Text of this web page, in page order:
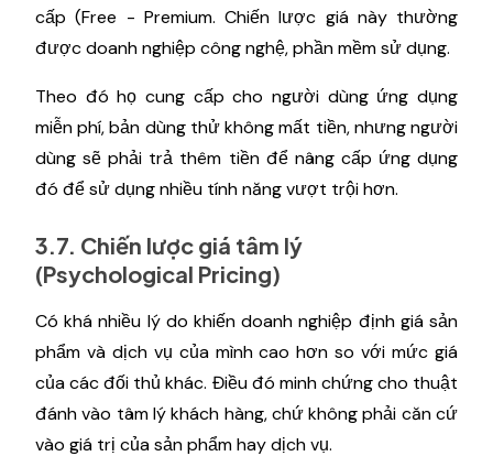
cấp (Free - Premium. Chiến lược giá này thường
được doanh nghiệp công nghệ, phần mềm sử dụng.
Theo đó họ cung cấp cho người dùng ứng dụng
miễn phí, bản dùng thử không mất tiền, nhưng người
dùng sẽ phải trả thêm tiền để nâng cấp ứng dụng
đó để sử dụng nhiều tính năng vượt trội hơn.
3.7. Chiến lược giá tâm lý
(Psychological Pricing)
Có khá nhiều lý do khiến doanh nghiệp định giá sản
phẩm và dịch vụ của mình cao hơn so với mức giá
của các đối thủ khác. Điều đó minh chứng cho thuật
đánh vào tâm lý khách hàng, chứ không phải căn cứ
vào giá trị của sản phẩm hay dịch vụ.